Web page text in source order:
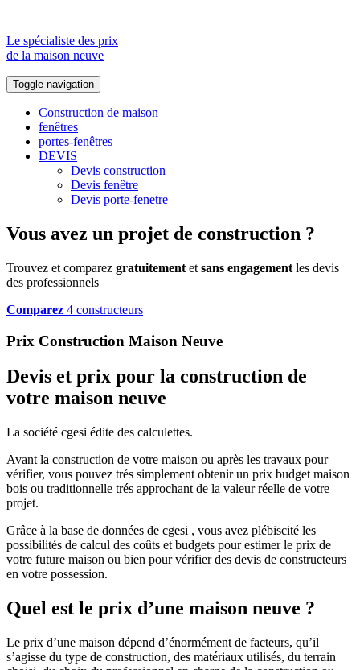
Le spécialiste des prix
de la maison neuve
Toggle navigation
Construction de maison
fenêtres
portes-fenêtres
DEVIS
Devis construction
Devis fenêtre
Devis porte-fenetre
Vous avez un projet de construction ?
Trouvez et comparez gratuitement et sans engagement les devis
des professionnels
Comparez 4 constructeurs
Prix Construction Maison Neuve
Devis et prix pour la construction de
votre maison neuve
La société cgesi édite des calculettes.
Avant la construction de votre maison ou après les travaux pour
vérifier, vous pouvez trés simplement obtenir un prix budget maison
bois ou traditionnelle trés approchant de la valeur réelle de votre
projet.
Grâce à la base de données de cgesi , vous avez plébiscité les
possibilités de calcul des coûts et budgets pour estimer le prix de
votre future maison ou bien pour vérifier des devis de constructeurs
en votre possession.
Quel est le prix d’une maison neuve ?
Le prix d’une maison dépend d’énormément de facteurs, qu’il
s’agisse du type de construction, des matériaux utilisés, du terrain